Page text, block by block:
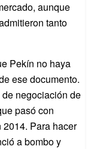
aunque
tanto
Pekín no haya
ese documento.
negociación de
pasó con
Para hacer
a bombo y